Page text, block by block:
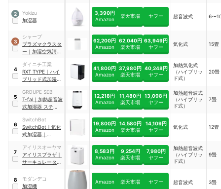
RD50-W
2
Yokizu
加湿器
3,390円
Amazon
楽天市場 ヤフー 超音波式 6〜
3
シャープ
プラズマクラスタ
ー ｜ 加湿空気清浄
62,200円
Amazon
62,040円
楽天市場
63,949円
ヤフー
気化式 15畳
4
ダイニチ工業
RXT TYPE ｜ ハイ
ブリッド式加湿器
41,800円
Amazon
37,980円
楽天市場
40,248円
ヤフー
加熱気化式
（ハイブリッ
ド式）
20畳
5
GROUPE SEB
T-fal ｜ 加熱超音波
式加湿器 スチーム
HD3040J0
12,218円
Amazon
11,480円
楽天市場
13,098円
ヤフー
加熱超音波式
（ハイブリッ
ド式）
7畳
6
SwitchBot
SwitchBot ｜ 気化
式加湿器 ｜
19,800円
Amazon
14,580円
楽天市場
14,109円
ヤフー
気化式 12畳
7
アイリスオーヤマ
アイリスプラザ ｜
サーキュレーター
5520-W
8,583円
Amazon
9,254円
楽天市場
7,980円
ヤフー
加熱超音波式
（ハイブリッ
ド式）
9畳
8
モダンデコ
加湿機
Amazon 楽天市場 ヤフー 超音波式 3畳